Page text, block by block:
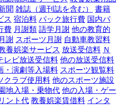
聞 雑誌（週刊誌を含む）
書籍
ス 宿泊料 パック旅行費 国内パ
費 月謝類 語学月謝 他の教育的
謝 スポーツ月謝 自動車教習料
養娯楽サービス 放送受信料 Ｎ
レビ放送受信料 他の放送受信料
・演劇等入場料 スポーツ観覧料
クラブ使用料 他のスポーツ施設
地入場・乗物代 他の入場・ゲー
ント代 教養娯楽賃借料 インタ